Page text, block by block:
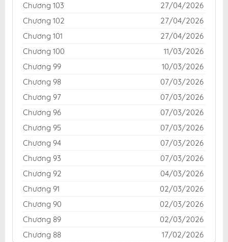
Chương 103
27/04/2026
Chương 102
27/04/2026
Chương 101
27/04/2026
Chương 100
11/03/2026
Chương 99
10/03/2026
Chương 98
07/03/2026
Chương 97
07/03/2026
Chương 96
07/03/2026
Chương 95
07/03/2026
Chương 94
07/03/2026
Chương 93
07/03/2026
Chương 92
04/03/2026
Chương 91
02/03/2026
Chương 90
02/03/2026
Chương 89
02/03/2026
Chương 88
17/02/2026